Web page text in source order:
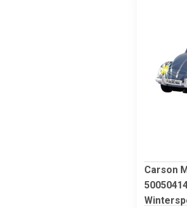
Carson